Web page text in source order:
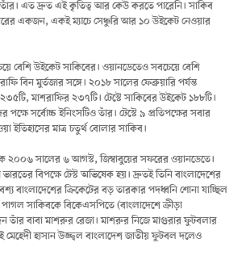
তাঁর। এত দ্রুত এই কৃতিত্ব আর কেউ করতে পারেনি। সাকিব
একজন, একই ম্যাচে সেঞ্চুরি আর ১০ উইকেট নেওয়ার
বেশি উইকেট সাকিবের। ওয়ানডেতেও সবচেয়ে বেশি
বিন মুর্তজার সঙ্গে। ২০১৮ সালের ফেব্রুয়ারি পর্যন্ত
মাশরাফির ২৩৭টি। টেস্টে সাকিবের উইকেট ১৮৮টি।
পক্ষে সর্বোচ্চ ইনিংসটিও তাঁর। টেস্টে ৯ প্রতিপক্ষের সবার
ইতিহাসের মাত্র চতুর্থ বোলার সাকিব।
২০০৬ সালের ৬ আগস্ট, জিম্বাবুয়ের সফরের ওয়ানডেতে।
ভারতের বিপক্ষে টেস্ট অভিষেক হয়। দ্রুতই তিনি বাংলাদেশের
বাংলাদেশের ক্রিকেটের বড় তারকার পদধ্বনি শোনা যাচ্ছিল
সাকিবকে বিকেএসপিতে (বাংলাদেশে ক্রীড়া
দেন তাঁর বাবা মাশরুর রেজা। মাশরুর নিজে মাগুরার ফুটবলার
মেহেদী হাসান উজ্জ্বল বাংলাদেশ জাতীয় ফুটবল দলেও